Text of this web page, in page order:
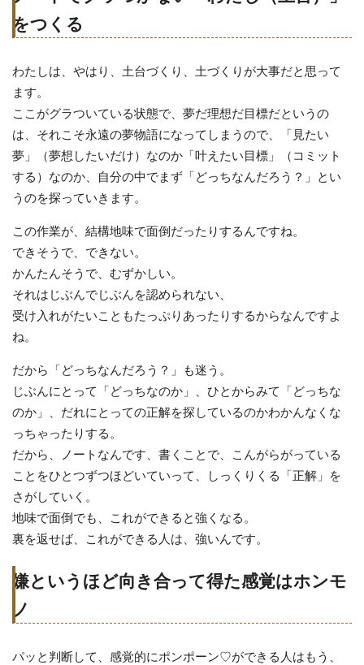
をつくる
わたしは、やはり、土台づくり、土づくりが大事だと思って
ます。
ここがグラついている状態で、夢だ理想だ目標だというの
は、それこそ永遠の夢物語になってしまうので、「見たい
夢」（夢想したいだけ）なのか「叶えたい目標」（コミット
する）なのか、自分の中でまず「どっちなんだろう？」とい
うのを探っていきます。
この作業が、結構地味で面倒だったりするんですね。
できそうで、できない。
かんたんそうで、むずかしい。
それはじぶんでじぶんを認められない、
受け入れがたいこともたっぷりあったりするからなんですよ
ね。
だから「どっちなんだろう？」も迷う。
じぶんにとって「どっちなのか」、ひとからみて「どっちな
のか」、だれにとっての正解を探しているのかわかんなくな
っちゃったりする。
だから、ノートなんです、書くことで、こんがらがっている
ことをひとつずつほどいていって、しっくりくる「正解」を
さがしていく。
地味で面倒でも、これができると強くなる。
裏を返せば、これができる人は、強いんです。
嫌というほど向き合って得た感覚はホンモ
ノ
パッと判断して、感覚的にポンポーン♡ができる人はもう、